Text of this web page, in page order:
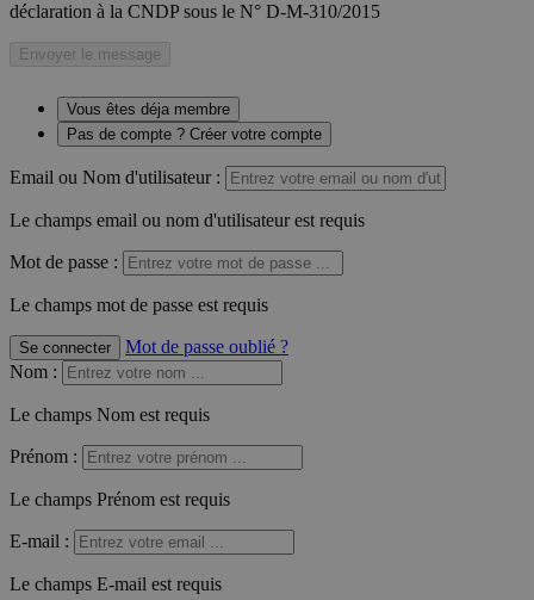
déclaration à la CNDP sous le N° D-M-310/2015
Envoyer le message
Vous êtes déja membre
Pas de compte ? Créer votre compte
Email ou Nom d'utilisateur :
Le champs email ou nom d'utilisateur est requis
Mot de passe :
Le champs mot de passe est requis
Se connecter
Mot de passe oublié ?
Nom :
Le champs Nom est requis
Prénom :
Le champs Prénom est requis
E-mail :
Le champs E-mail est requis